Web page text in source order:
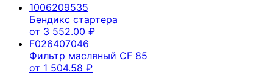
1006209535
Бендикс стартера
от 3 552.00 ₽
F026407046
Фильтр масляный CF 85
от 1 504.58 ₽